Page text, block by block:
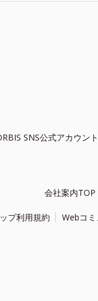
SNS公式アカウント
会社案内TOP
プ利用規約 Webコ